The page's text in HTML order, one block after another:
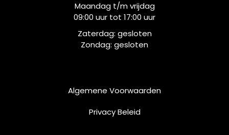
Maandag t/m vrijdag
09:00 uur tot 17:00 uur
Zaterdag: gesloten
Zondag: gesloten
Algemene Voorwaarden
Privacy Beleid